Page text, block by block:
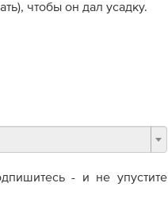
чтобы он дал усадку.
- и не упустите